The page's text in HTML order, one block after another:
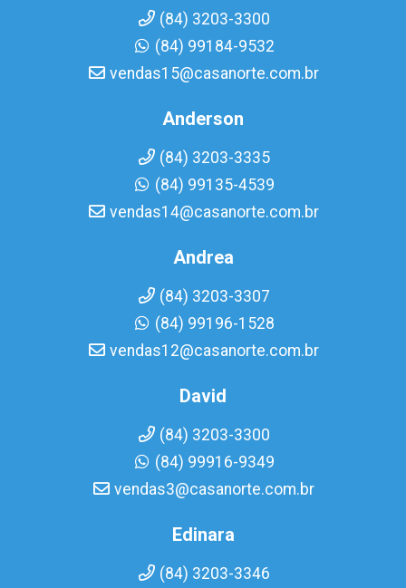
(84) 3203-3300
(84) 99184-9532
vendas15@casanorte.com.br
Anderson
(84) 3203-3335
(84) 99135-4539
vendas14@casanorte.com.br
Andrea
(84) 3203-3307
(84) 99196-1528
vendas12@casanorte.com.br
David
(84) 3203-3300
(84) 99916-9349
vendas3@casanorte.com.br
Edinara
(84) 3203-3346